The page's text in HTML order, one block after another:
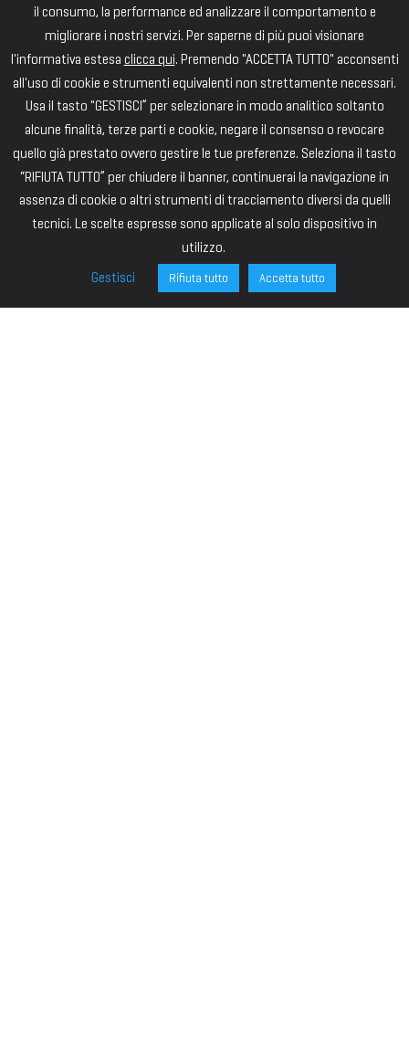
il consumo, la performance ed analizzare il comportamento e
migliorare i nostri servizi. Per saperne di più puoi visionare
l'informativa estesa clicca qui. Premendo "ACCETTA TUTTO" acconsenti
all'uso di cookie e strumenti equivalenti non strettamente necessari.
Usa il tasto "GESTISCI” per selezionare in modo analitico soltanto
alcune finalità, terze parti e cookie, negare il consenso o revocare
quello già prestato ovvero gestire le tue preferenze. Seleziona il tasto
“RIFIUTA TUTTO” per chiudere il banner, continuerai la navigazione in
assenza di cookie o altri strumenti di tracciamento diversi da quelli
tecnici. Le scelte espresse sono applicate al solo dispositivo in
utilizzo.
Gestisci
Rifiuta tutto Accetta tutto